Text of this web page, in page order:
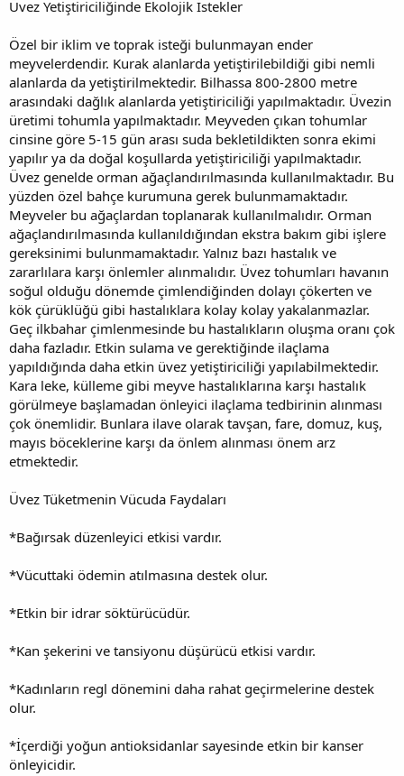
Üvez Yetiştiriciliğinde Ekolojik İstekler
Özel bir iklim ve toprak isteği bulunmayan ender
meyvelerdendir. Kurak alanlarda yetiştirilebildiği gibi nemli
alanlarda da yetiştirilmektedir. Bilhassa 800-2800 metre
arasındaki dağlık alanlarda yetiştiriciliği yapılmaktadır. Üvezin
üretimi tohumla yapılmaktadır. Meyveden çıkan tohumlar
cinsine göre 5-15 gün arası suda bekletildikten sonra ekimi
yapılır ya da doğal koşullarda yetiştiriciliği yapılmaktadır.
Üvez genelde orman ağaçlandırılmasında kullanılmaktadır. Bu
yüzden özel bahçe kurumuna gerek bulunmamaktadır.
Meyveler bu ağaçlardan toplanarak kullanılmalıdır. Orman
ağaçlandırılmasında kullanıldığından ekstra bakım gibi işlere
gereksinimi bulunmamaktadır. Yalnız bazı hastalık ve
zararlılara karşı önlemler alınmalıdır. Üvez tohumları havanın
soğul olduğu dönemde çimlendiğinden dolayı çökerten ve
kök çürüklüğü gibi hastalıklara kolay kolay yakalanmazlar.
Geç ilkbahar çimlenmesinde bu hastalıkların oluşma oranı çok
daha fazladır. Etkin sulama ve gerektiğinde ilaçlama
yapıldığında daha etkin üvez yetiştiriciliği yapılabilmektedir.
Kara leke, külleme gibi meyve hastalıklarına karşı hastalık
görülmeye başlamadan önleyici ilaçlama tedbirinin alınması
çok önemlidir. Bunlara ilave olarak tavşan, fare, domuz, kuş,
mayıs böceklerine karşı da önlem alınması önem arz
etmektedir.
Üvez Tüketmenin Vücuda Faydaları
*Bağırsak düzenleyici etkisi vardır.
*Vücuttaki ödemin atılmasına destek olur.
*Etkin bir idrar söktürücüdür.
*Kan şekerini ve tansiyonu düşürücü etkisi vardır.
*Kadınların regl dönemini daha rahat geçirmelerine destek
olur.
*İçerdiği yoğun antioksidanlar sayesinde etkin bir kanser
önleyicidir.